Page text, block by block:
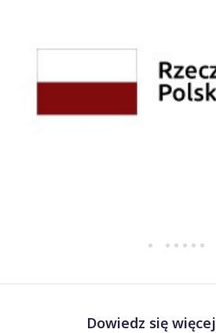
Dowiedz się więcej